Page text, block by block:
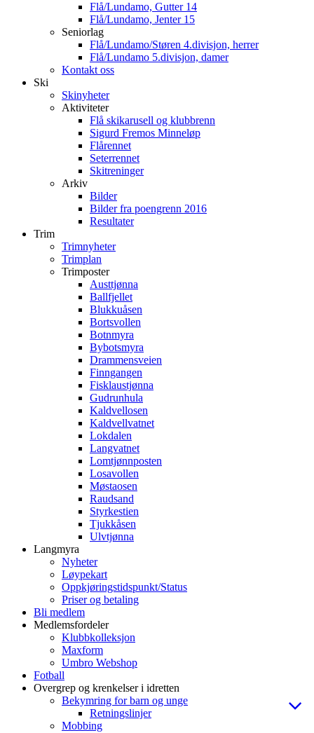
Flå/Lundamo, Gutter 14
Flå/Lundamo, Jenter 15
Seniorlag
Flå/Lundamo/Støren 4.divisjon, herrer
Flå/Lundamo 5.divisjon, damer
Kontakt oss
Ski
Skinyheter
Aktiviteter
Flå skikarusell og klubbrenn
Sigurd Fremos Minneløp
Flårennet
Seterrennet
Skitreninger
Arkiv
Bilder
Bilder fra poengrenn 2016
Resultater
Trim
Trimnyheter
Trimplan
Trimposter
Austtjønna
Ballfjellet
Blukkuåsen
Bortsvollen
Botnmyra
Bybotsmyra
Drammensveien
Finngangen
Fisklaustjønna
Gudrunhula
Kaldvellosen
Kaldvellvatnet
Lokdalen
Langvatnet
Lomtjønnposten
Losavollen
Møstaosen
Raudsand
Styrkestien
Tjukkåsen
Ulvtjønna
Langmyra
Nyheter
Løypekart
Oppkjøringstidspunkt/Status
Priser og betaling
Bli medlem
Medlemsfordeler
Klubbkolleksjon
Maxform
Umbro Webshop
Fotball
Overgrep og krenkelser i idretten
Bekymring for barn og unge
Retningslinjer
Mobbing